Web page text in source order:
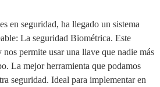
en seguridad, ha llegado un sistema
La seguridad Biométrica. Este
nos permite usar una llave que nadie más
La mejor herramienta que podamos
seguridad. Ideal para implementar en